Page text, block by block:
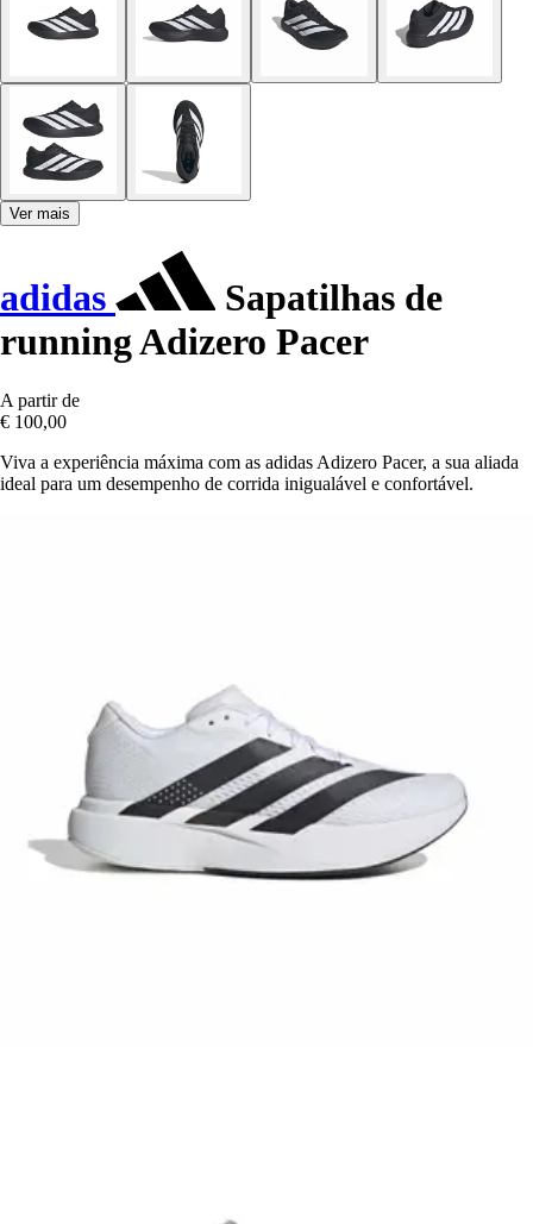
Ver mais
adidas
Sapatilhas de
running Adizero Pacer
A partir de
€ 100,00
Viva a experiência máxima com as adidas Adizero Pacer, a sua aliada
ideal para um desempenho de corrida inigualável e confortável.